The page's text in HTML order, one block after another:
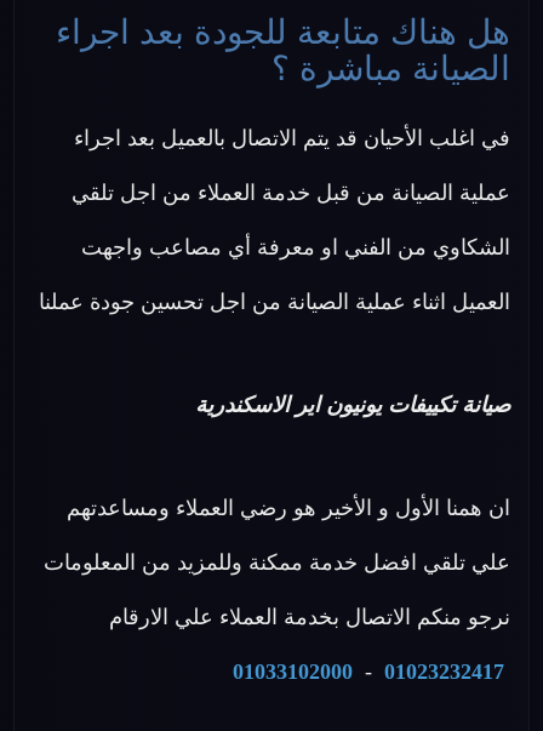
هل هناك متابعة للجودة بعد اجراء
الصيانة مباشرة ؟
في اغلب الأحيان قد يتم الاتصال بالعميل بعد اجراء
عملية الصيانة من قبل خدمة العملاء من اجل تلقي
الشكاوي من الفني او معرفة أي مصاعب واجهت
العميل اثناء عملية الصيانة من اجل تحسين جودة عملنا
صيانة تكييفات يونيون اير الاسكندرية
ان همنا الأول و الأخير هو رضي العملاء ومساعدتهم
علي تلقي افضل خدمة ممكنة وللمزيد من المعلومات
نرجو منكم الاتصال بخدمة العملاء علي الارقام
01023232417
-
01033102000